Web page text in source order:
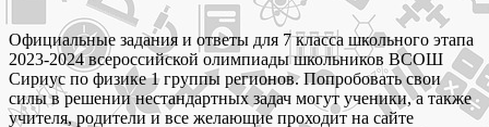
Официальные задания и ответы для 7 класса школьного этапа
2023-2024 всероссийской олимпиады школьников ВСОШ
Сириус по физике 1 группы регионов. Попробовать свои
силы в решении нестандартных задач могут ученики, а также
учителя, родители и все желающие проходит на сайте